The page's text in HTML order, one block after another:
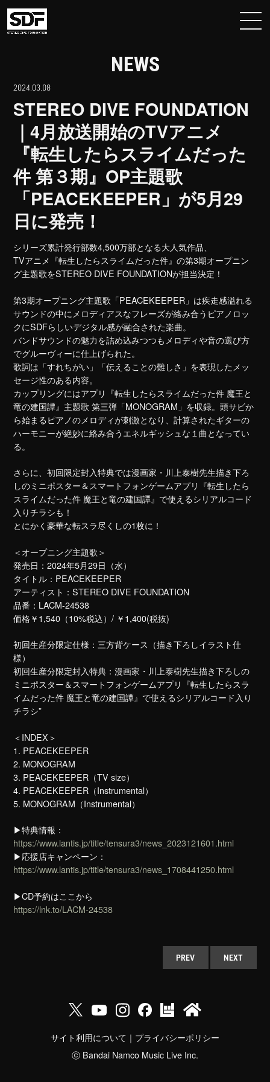
NEWS
2024.03.08
STEREO DIVE FOUNDATION
｜4月放送開始のTVアニメ
『転生したらスライムだった
件 第３期』OP主題歌
「PEACEKEEPER」が5月29
日に発売！
シリーズ累計発行部数4,500万部となる大人気作品、
TVアニメ『転生したらスライムだった件』の第3期オープニン
グ主題歌をSTEREO DIVE FOUNDATIONが担当決定！
第3期オープニング主題歌「PEACEKEEPER」は疾走感溢れる
サウンドの中にメロディアスなフレーズが絡み合うピアノロッ
クにSDFらしいデジタル感が融合された楽曲。
バンドサウンドの魅力を詰め込みつつもメロディや音の選び方
でグルーヴィーに仕上げられた。
歌詞は「すれちがい」「伝えることの難しさ」を表現したメッ
セージ性のある内容。
カップリングにはアプリ『転生したらスライムだった件 魔王と
竜の建国譚』主題歌 第三弾「MONOGRAM」を収録。頭サビか
ら始まるピアノのメロディが刺激となり、計算されたギターの
ハーモニーが絶妙に絡み合うエネルギッシュな１曲となってい
る。
さらに、初回限定封入特典では漫画家・川上泰樹先生描き下ろ
しのミニポスター＆スマートフォンゲームアプリ『転生したら
スライムだった件 魔王と竜の建国譚』で使えるシリアルコード
入りチラシも！
とにかく豪華な転スラ尽くしの1枚に！
＜オープニング主題歌＞
発売日：2024年5月29日（水）
タイトル：PEACEKEEPER
アーティスト：STEREO DIVE FOUNDATION
品番：LACM-24538
価格￥1,540（10%税込）/ ￥1,400(税抜)
初回生産分限定仕様：三方背ケース（描き下ろしイラスト仕
様）
初回生産分限定封入特典：漫画家・川上泰樹先生描き下ろしの
ミニポスター＆スマートフォンゲームアプリ『転生したらスラ
イムだった件 魔王と竜の建国譚』で使えるシリアルコード入り
チラシ”
＜INDEX＞
1. PEACEKEEPER
2. MONOGRAM
3. PEACEKEEPER（TV size）
4. PEACEKEEPER（Instrumental）
5. MONOGRAM（Instrumental）
▶特典情報：
https://www.lantis.jp/title/tensura3/news_2023121601.html
▶︎応援店キャンペーン：
https://www.lantis.jp/title/tensura3/news_1708441250.html
▶︎CD予約はここから
https://lnk.to/LACM-24538
PREV NEXT
サイト利用について ｜ プライバシーポリシー
ⓒ Bandai Namco Music Live Inc.